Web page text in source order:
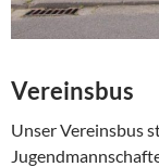
Vereinsbus
Unser Vereinsbus